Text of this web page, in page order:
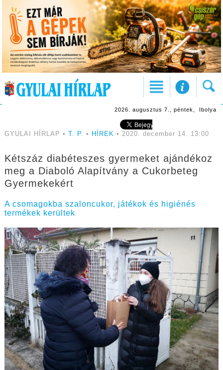
2026. augusztus 7., péntek, Ibolya
GYULAI HÍRLAP • T. P. • HÍREK • 2020. december 14. 13:00
Kétszáz diabéteszes gyermeket ajándékoz
meg a Diaboló Alapítvány a Cukorbeteg
Gyermekekért
A csomagokba szaloncukor, játékok és higiénés
termékek kerültek